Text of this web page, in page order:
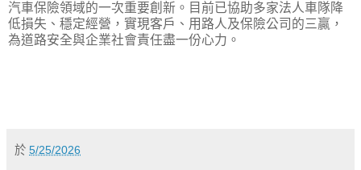
汽車保險領域的一次重要創新。目前已協助多家法人車隊降
低損失、穩定經營，實現客戶、用路人及保險公司的三贏，
為道路安全與企業社會責任盡一份心力。
於 5/25/2026